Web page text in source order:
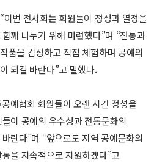
번 전시회는 회원들이 정성과 열정을
께 나누기 위해 마련했다”며 “전통과
품을 감상하고 직접 체험하며 공예의
되길 바란다”고 말했다.
예협회 회원들이 오랜 시간 정성을
이 공예의 우수성과 전통문화의
란다”며 “앞으로도 지역 공예문화의
을 지속적으로 지원하겠다”고